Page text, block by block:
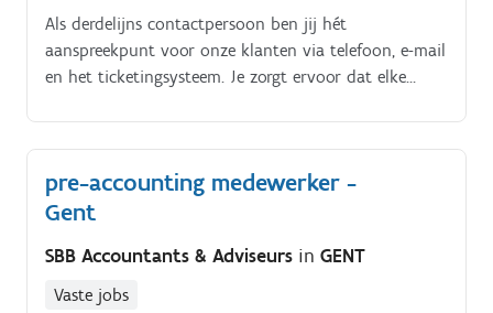
Als derdelijns contactpersoon ben jij hét
aanspreekpunt voor onze klanten via telefoon, e-mail
en het ticketingsysteem. Je zorgt ervoor dat elke
klanten proactief op de hoogte van hun dossier en
schakelt intern met collega’s om steeds de juiste
informatie te bezorgen. Je volgt dossiers nauwgezet
op, denkt oplossingsgericht en neemt initiatief waar
gestructureerde administratieve verwerking van elk
dossier.
pre-accounting medewerker -
Gent
SBB Accountants & Adviseurs in GENT
Vaste jobs